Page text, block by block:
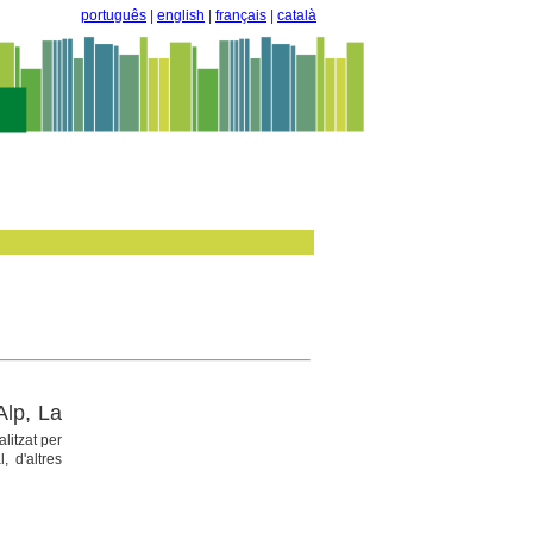
português english français català
La
per
d'altres